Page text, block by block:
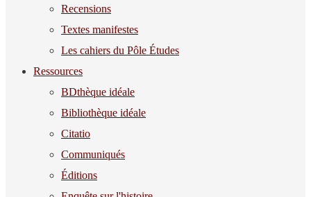
Recensions
Textes manifestes
Les cahiers du Pôle Études
Ressources
BDthèque idéale
Bibliothèque idéale
Citatio
Communiqués
Éditions